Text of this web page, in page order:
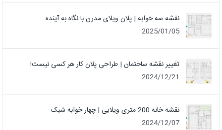
نقشه سه خوابه | پلان ویلای مدرن با نگاه به آینده
2025/01/05
تغییر نقشه ساختمان | طراحی پلان کار هر کسی نیست!
2024/12/21
نقشه خانه 200 متری ویلایی | چهار خوابه شیک
2024/12/07